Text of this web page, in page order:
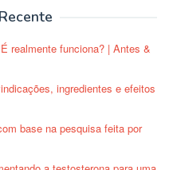
realmente funciona? | Antes &
ingredientes e efeitos
base na pesquisa feita por